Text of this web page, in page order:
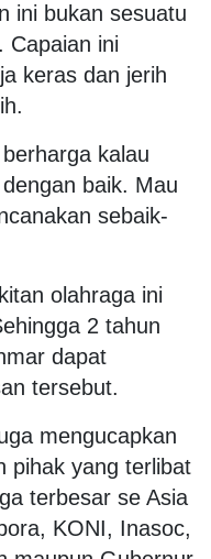
ini bukan sesuatu
Capaian ini
keras dan jerih
kalau
baik. Mau
sebaik-
olahraga ini
2 tahun
dapat
tersebut.
mengucapkan
pihak yang terlibat
terbesar se Asia
KONI, Inasoc,